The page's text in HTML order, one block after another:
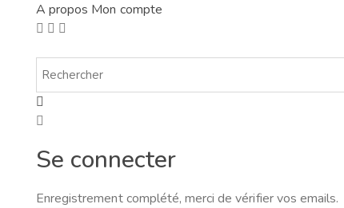
A propos Mon compte
Se connecter
Enregistrement complété, merci de vérifier vos emails.